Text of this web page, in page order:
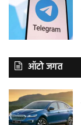
ऑटो जगत